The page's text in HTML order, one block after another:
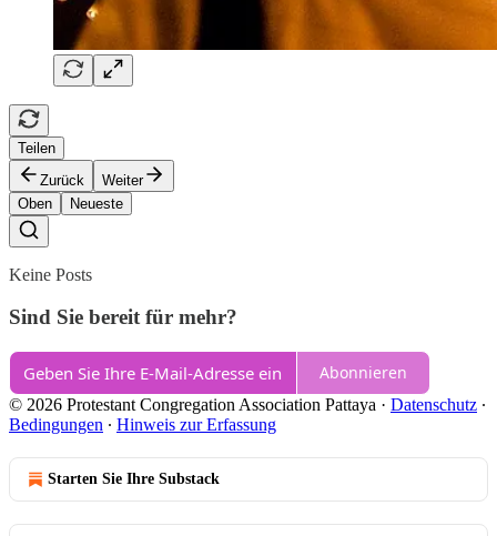
Teilen
Zurück
Weiter
Oben
Neueste
Keine Posts
Sind Sie bereit für mehr?
Abonnieren
© 2026 Protestant Congregation Association Pattaya · Datenschutz ∙
Bedingungen ∙ Hinweis zur Erfassung
Starten Sie Ihre Substack